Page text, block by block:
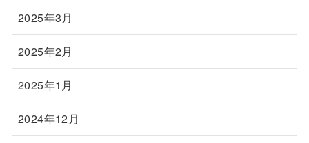
2025年3月
2025年2月
2025年1月
2024年12月